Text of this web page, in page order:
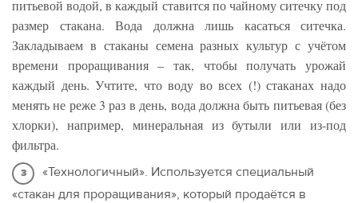
питьевой водой, в каждый ставится по чайному ситечку под
размер стакана. Вода должна лишь касаться ситечка.
Закладываем в стаканы семена разных культур с учётом
времени проращивания – так, чтобы получать урожай
каждый день. Учтите, что воду во всех (!) стаканах надо
менять не реже 3 раз в день, вода должна быть питьевая (без
хлорки), например, минеральная из бутыли или из-под
фильтра.
«Технологичный». Используется специальный
«стакан для проращивания», который продаётся в